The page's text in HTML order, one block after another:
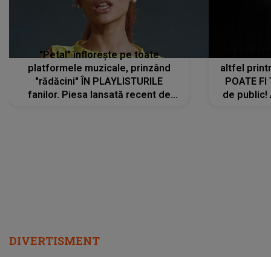
"Petal" înflorește pe toate
platformele muzicale, prinzând
"rădăcini" ÎN PLAYLISTURILE
fanilor. Piesa lansată recent de
altfel
POATE FI
de public!
DIVERTISMENT